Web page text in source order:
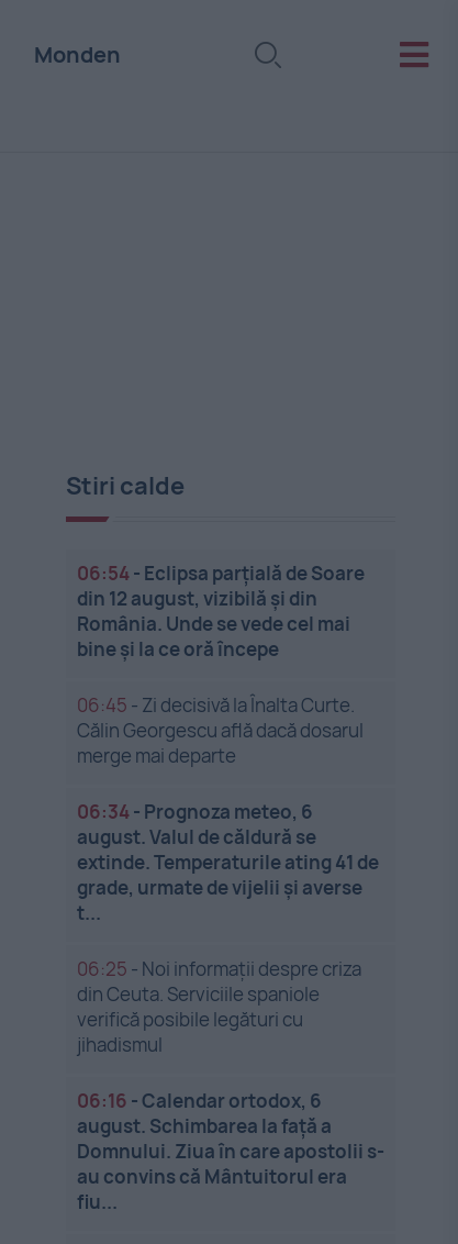
Monden
Stiri calde
06:54- Eclipsa parțială de Soare
din 12 august, vizibilă și din
România. Unde se vede cel mai
bine și la ce oră începe
06:45 - Zi decisivă la Înalta Curte.
Călin Georgescu află dacă dosarul
merge mai departe
06:34- Prognoza meteo, 6
august. Valul de căldură se
extinde. Temperaturile ating 41 de
grade, urmate de vijelii și averse
t...
06:25 - Noi informații despre criza
din Ceuta. Serviciile spaniole
verifică posibile legături cu
jihadismul
06:16 -Calendar ortodox, 6
august. Schimbarea la față a
Domnului. Ziua în care apostolii s-
au convins că Mântuitorul era
fiu...